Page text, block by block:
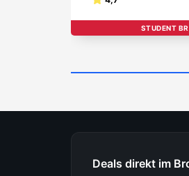
STUDENT
Deals direkt im